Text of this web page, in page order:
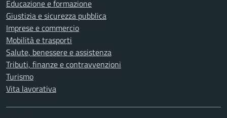
Educazione e formazione
Giustizia e sicurezza pubblica
Imprese e commercio
Mobilità e trasporti
Salute, benessere e assistenza
Tributi, finanze e contravvenzioni
Turismo
Vita lavorativa